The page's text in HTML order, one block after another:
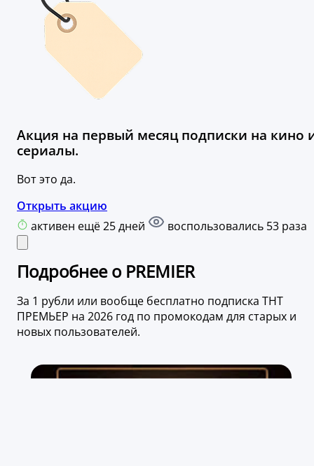
Акция на первый месяц подписки на кино
сериалы.
Вот это да.
Открыть акцию
активен ещё 25 дней
воспользовались 53 раза
Подробнее о PREMIER
За 1 рубли или вообще бесплатно подписка ТНТ
ПРЕМЬЕР на 2026 год по промокодам для старых и
новых пользователей.